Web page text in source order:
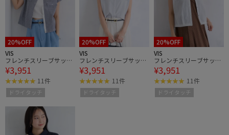
20%OFF
VIS
フレンチスリーブサッカ
ーブラウス/UVケア・WE
B限定カラー
¥3,951
11件
ドライタッチ
20%OFF
VIS
フレンチスリーブサッカ
ーブラウス/UVケア・WE
B限定カラー
¥3,951
11件
ドライタッチ
20%OFF
VIS
フレンチスリーブサッカ
ーブラウス/UVケア・WE
B限定カラー
¥3,951
11件
ドライタッチ